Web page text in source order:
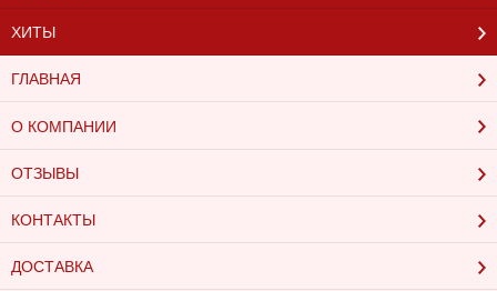
ХИТЫ
ГЛАВНАЯ
О КОМПАНИИ
ОТЗЫВЫ
КОНТАКТЫ
ДОСТАВКА